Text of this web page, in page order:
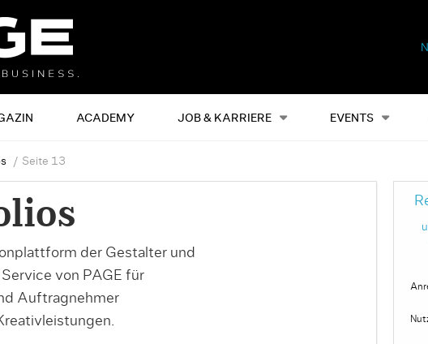
ACADEMY JOB & KARRIERE EVENTS
Alles Events
Seite 13
der Gestalter und
von PAGE für
Auftragnehmer